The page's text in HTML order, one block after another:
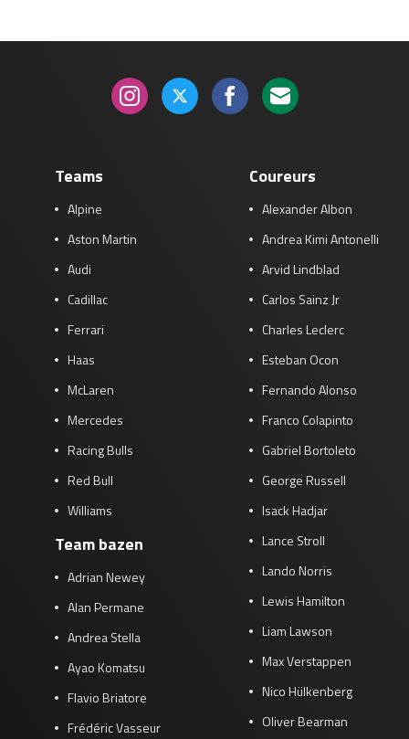
Teams
Alpine
Aston Martin
Audi
Cadillac
Ferrari
Haas
McLaren
Mercedes
Racing Bulls
Red Bull
Williams
Team bazen
Adrian Newey
Alan Permane
Andrea Stella
Ayao Komatsu
Flavio Briatore
Frédéric Vasseur
Coureurs
Alexander Albon
Andrea Kimi Antonelli
Arvid Lindblad
Carlos Sainz Jr
Charles Leclerc
Esteban Ocon
Fernando Alonso
Franco Colapinto
Gabriel Bortoleto
George Russell
Isack Hadjar
Lance Stroll
Lando Norris
Lewis Hamilton
Liam Lawson
Max Verstappen
Nico Hülkenberg
Oliver Bearman